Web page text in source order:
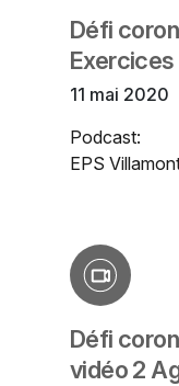
Défi
Exercices
11 mai 2020
Podcast:
EPS
Défi
vidéo 2